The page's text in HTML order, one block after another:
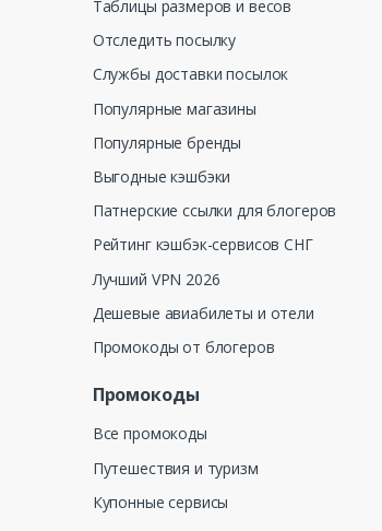
Таблицы размеров и весов
Отследить посылку
Службы доставки посылок
Популярные магазины
Популярные бренды
Выгодные кэшбэки
Патнерские ссылки для блогеров
Рейтинг кэшбэк-сервисов СНГ
Лучший VPN 2026
Дешевые авиабилеты и отели
Промокоды от блогеров
Промокоды
Все промокоды
Путешествия и туризм
Купонные сервисы